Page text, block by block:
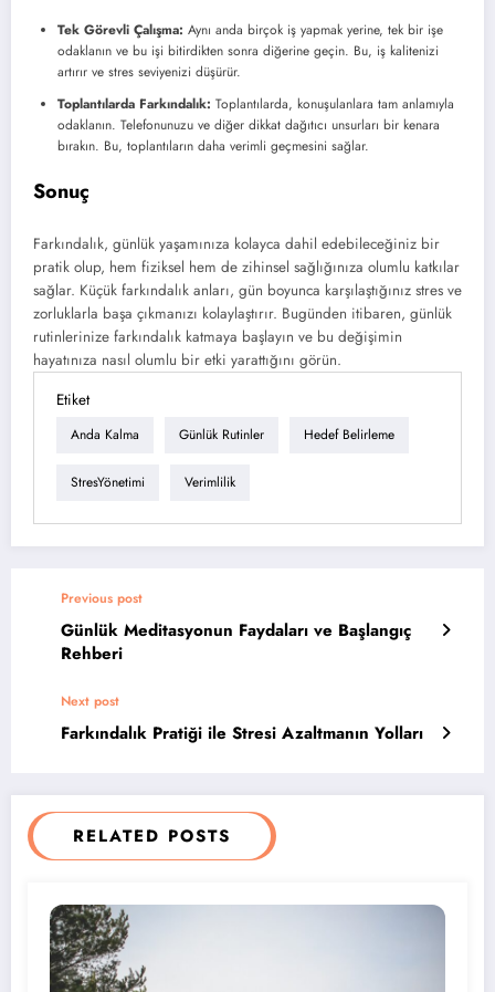
Tek Görevli Çalışma: Aynı anda birçok iş yapmak yerine, tek bir işe
odaklanın ve bu işi bitirdikten sonra diğerine geçin. Bu, iş kalitenizi
artırır ve stres seviyenizi düşürür.
Toplantılarda Farkındalık: Toplantılarda, konuşulanlara tam anlamıyla
odaklanın. Telefonunuzu ve diğer dikkat dağıtıcı unsurları bir kenara
bırakın. Bu, toplantıların daha verimli geçmesini sağlar.
Sonuç
Farkındalık, günlük yaşamınıza kolayca dahil edebileceğiniz bir
pratik olup, hem fiziksel hem de zihinsel sağlığınıza olumlu katkılar
sağlar. Küçük farkındalık anları, gün boyunca karşılaştığınız stres ve
zorluklarla başa çıkmanızı kolaylaştırır. Bugünden itibaren, günlük
rutinlerinize farkındalık katmaya başlayın ve bu değişimin
hayatınıza nasıl olumlu bir etki yarattığını görün.
Etiket
Anda Kalma Günlük Rutinler Hedef Belirleme
StresYönetimi Verimlilik
Previous post
Günlük Meditasyonun Faydaları ve Başlangıç
Rehberi
Next post
Farkındalık Pratiği ile Stresi Azaltmanın Yolları
RELATED POSTS